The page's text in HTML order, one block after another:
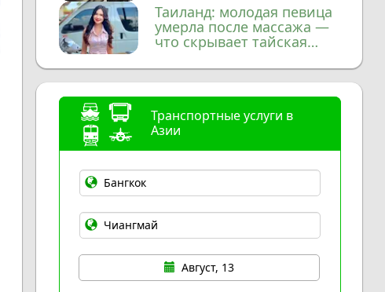
Таиланд: молодая певица
умерла после массажа —
что скрывает тайская
медицина?
Транспортные услуги в
Азии
Август, 13